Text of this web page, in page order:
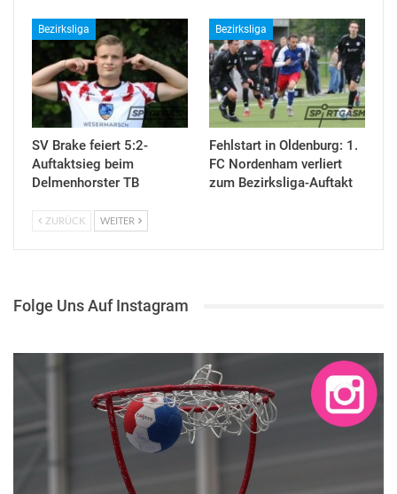
Bezirksliga
SV Brake feiert 5:2-
Auftaktsieg beim
Delmenhorster TB
Bezirksliga
Fehlstart in Oldenburg: 1.
FC Nordenham verliert
zum Bezirksliga-Auftakt
ZURÜCK WEITER
Folge Uns Auf Instagram